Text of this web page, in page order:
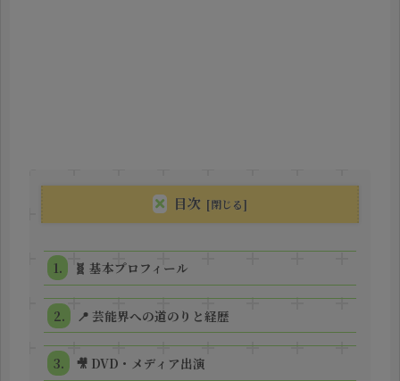
目次
🧬 基本プロフィール
📍 芸能界への道のりと経歴
🎥 DVD・メディア出演